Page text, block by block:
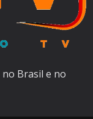
Brasil e no